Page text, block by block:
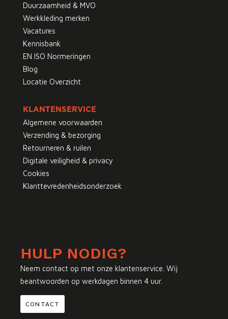
Duurzaamheid & MVO
Werkkleding merken
Vacatures
Kennisbank
EN ISO Normeringen
Blog
Locatie Overzicht
KLANTENSERVICE
Algemene voorwaarden
Verzending & bezorging
Retourneren & ruilen
Digitale veiligheid & privacy
Cookies
Klanttevredenheidsonderzoek
HULP NODIG?
Neem contact op met onze klantenservice. Wij
beantwoorden op werkdagen binnen 4 uur.
CONTACT